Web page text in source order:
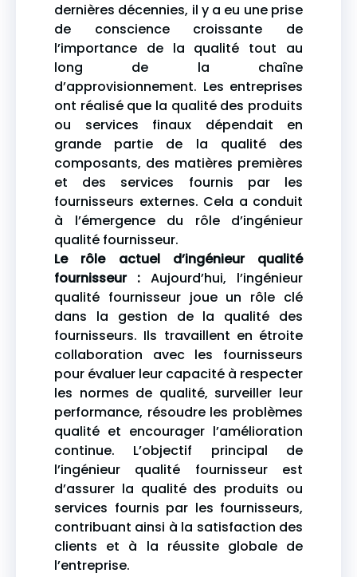
dernières décennies, il y a eu une prise
de conscience croissante de
l’importance de la qualité tout au
long de la chaîne
d’approvisionnement. Les entreprises
ont réalisé que la qualité des produits
ou services finaux dépendait en
grande partie de la qualité des
composants, des matières premières
et des services fournis par les
fournisseurs externes. Cela a conduit
à l’émergence du rôle d’ingénieur
qualité fournisseur.
Le rôle actuel d’ingénieur qualité
fournisseur : Aujourd’hui, l’ingénieur
qualité fournisseur joue un rôle clé
dans la gestion de la qualité des
fournisseurs. Ils travaillent en étroite
collaboration avec les fournisseurs
pour évaluer leur capacité à respecter
les normes de qualité, surveiller leur
performance, résoudre les problèmes
qualité et encourager l’amélioration
continue. L’objectif principal de
l’ingénieur qualité fournisseur est
d’assurer la qualité des produits ou
services fournis par les fournisseurs,
contribuant ainsi à la satisfaction des
clients et à la réussite globale de
l’entreprise.